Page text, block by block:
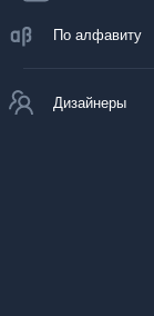
По алфавиту
Дизайнеры